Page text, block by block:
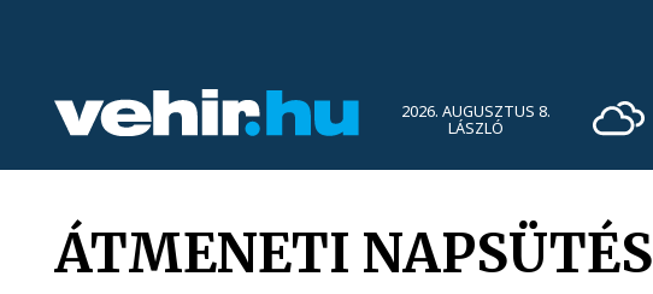
2026. AUGUSZTUS 8.
LÁSZLÓ
ÁTMENETI NAPSÜTÉS